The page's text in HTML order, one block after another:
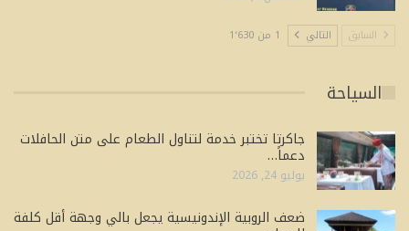
السابق التالي 1 من 1٬630
السياحة
جاكرتا تختبر خدمة لتناول الطعام على متن الحافلات
دعماً…
يوليو 24, 2026
ضعف الروبية الإندونيسية يجعل بالي وجهة أقل كلفة